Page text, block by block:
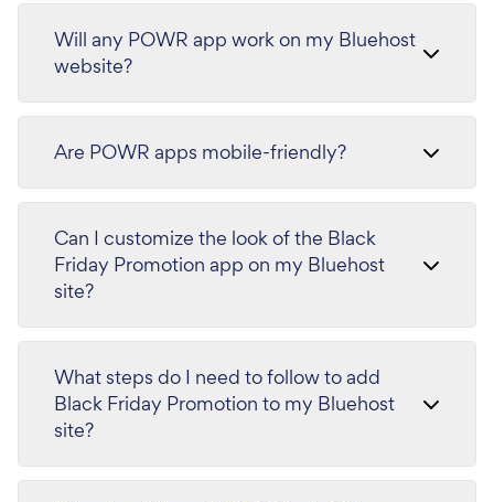
Will any POWR app work on my Bluehost
website?
Are POWR apps mobile-friendly?
Can I customize the look of the Black
Friday Promotion app on my Bluehost
site?
What steps do I need to follow to add
Black Friday Promotion to my Bluehost
site?